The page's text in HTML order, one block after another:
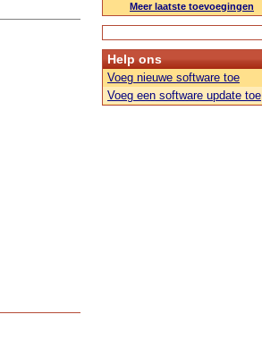
Meer laatste toevoegingen
Help ons
Voeg nieuwe software toe
Voeg een software update toe